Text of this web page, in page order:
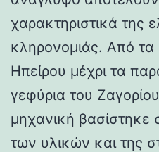
χαρακτηριστικά της
κληρονομιάς. Από τα
Ηπείρου μέχρι τα
γεφύρια του
μηχανική
των υλικών και της